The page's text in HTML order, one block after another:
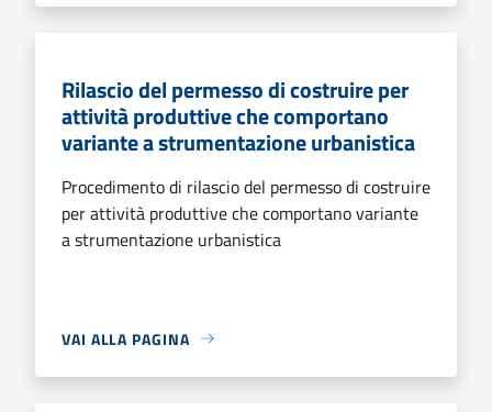
Rilascio del permesso di costruire per
attività produttive che comportano
variante a strumentazione urbanistica
Procedimento di rilascio del permesso di costruire
per attività produttive che comportano variante
a strumentazione urbanistica
VAI ALLA PAGINA